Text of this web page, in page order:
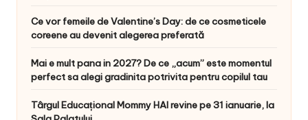
Ce vor femeile de Valentine’s Day: de ce cosmeticele
coreene au devenit alegerea preferată
Mai e mult pana in 2027? De ce „acum” este momentul
perfect sa alegi gradinita potrivita pentru copilul tau
Târgul Educațional Mommy HAI revine pe 31 ianuarie, la